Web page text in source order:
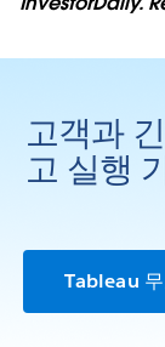
고객과
고 실행
Tableau